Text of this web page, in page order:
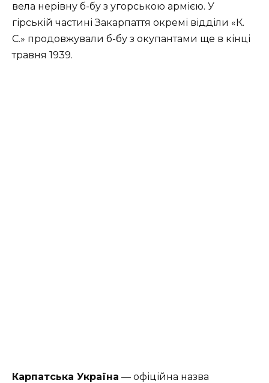
вела нерівну б-бу з угорською армією. У
гірській частині Закарпаття окремі відділи «К.
С.» продовжували б-бу з окупантами ще в кінці
травня 1939.
Карпатська Україна — офіційна назва